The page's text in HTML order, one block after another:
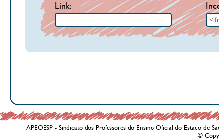
Link:
APEOESP - Sindicato dos Professores do Ensino Oficial do Estado de
©